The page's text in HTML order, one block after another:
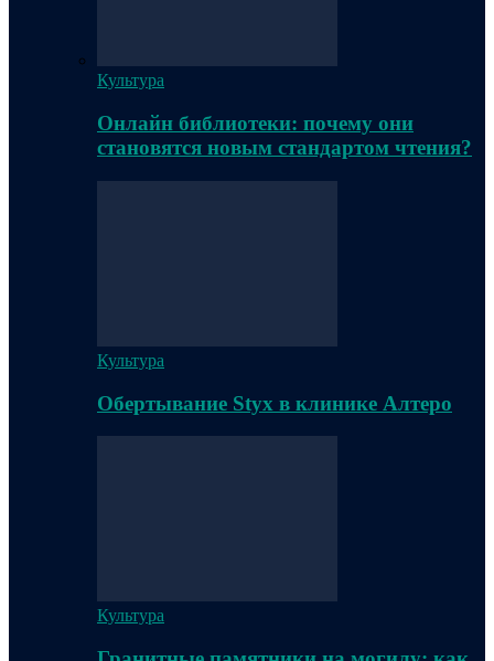
Культура
Онлайн библиотеки: почему они
становятся новым стандартом чтения?
Культура
Обертывание Styx в клинике Алтеро
Культура